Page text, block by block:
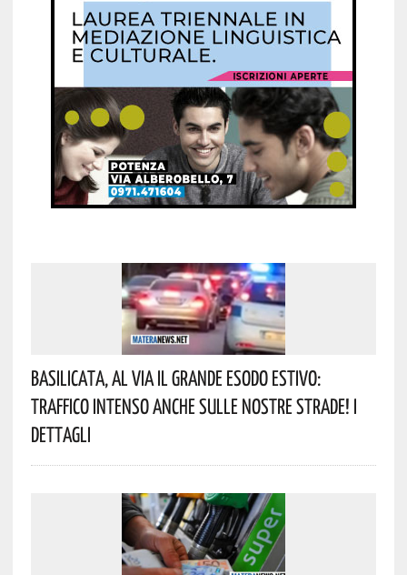
Basilicata, Al Via Il Grande Esodo Estivo:
Traffico Intenso Anche Sulle Nostre Strade! I
Dettagli